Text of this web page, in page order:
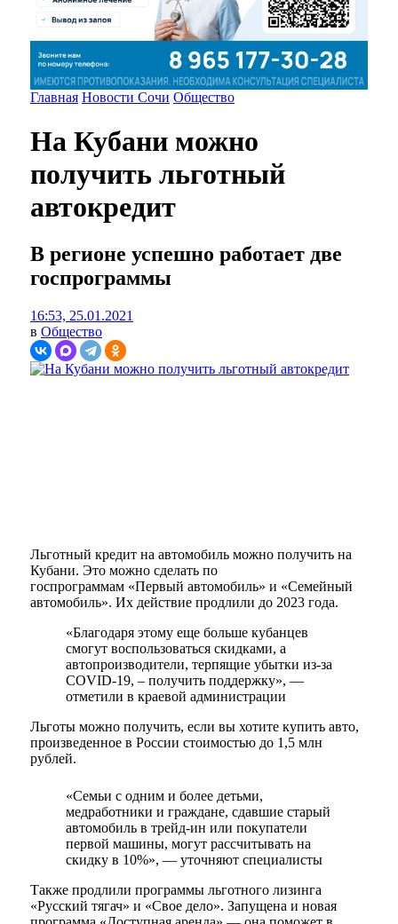
Главная Новости Сочи Общество
На Кубани можно
получить льготный
автокредит
В регионе успешно работает две
госпрограммы
16:53, 25.01.2021
в Общество
Льготный кредит на автомобиль можно получить на
Кубани. Это можно сделать по
госпрограммам «Первый автомобиль» и «Семейный
автомобиль». Их действие продлили до 2023 года.
«Благодаря этому еще больше кубанцев
смогут воспользоваться скидками, а
автопроизводители, терпящие убытки из-за
COVID-19, – получить поддержку», —
отметили в краевой администрации
Льготы можно получить, если вы хотите купить авто,
произведенное в России стоимостью до 1,5 млн
рублей.
«Семьи с одним и более детьми,
медработники и граждане, сдавшие старый
автомобиль в трейд-ин или покупатели
первой машины, могут рассчитывать на
скидку в 10%», — уточняют специалисты
Также продлили программы льготного лизинга
«Русский тягач» и «Свое дело». Запущена и новая